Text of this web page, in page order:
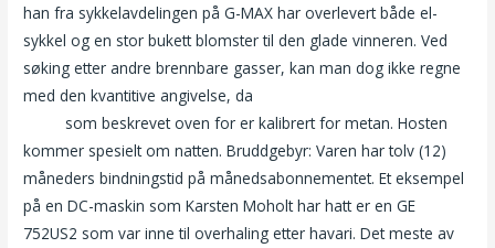
han fra sykkelavdelingen på G-MAX har overlevert både el-
sykkel og en stor bukett blomster til den glade vinneren. Ved
søking etter andre brennbare gasser, kan man dog ikke regne
med den kvantitive angivelse, da
som beskrevet oven for er kalibrert for metan. Hosten
kommer spesielt om natten. Bruddgebyr: Varen har tolv (12)
måneders bindningstid på månedsabonnementet. Et eksempel
på en DC-maskin som Karsten Moholt har hatt er en GE
752US2 som var inne til overhaling etter havari. Det meste av